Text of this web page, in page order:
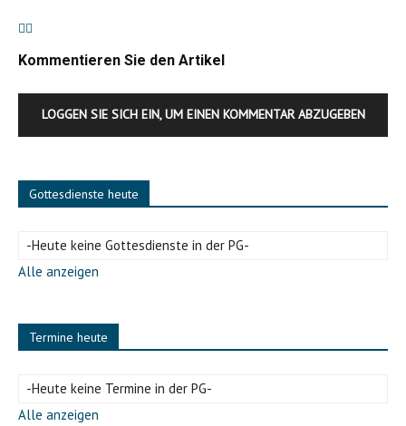
Kommentieren Sie den Artikel
LOGGEN SIE SICH EIN, UM EINEN KOMMENTAR ABZUGEBEN
Gottesdienste heute
-Heute keine Gottesdienste in der PG-
Alle anzeigen
Termine heute
-Heute keine Termine in der PG-
Alle anzeigen